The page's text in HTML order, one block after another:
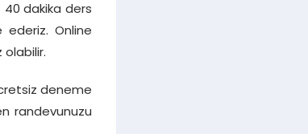
40 dakika ders
ederiz. Online
olabilir.
deneme
randevunuzu